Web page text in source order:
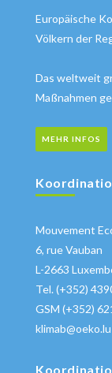
Europäische
Völkern der
Das weltweit
Maßnahmen
MEHR INFOS
Mouvement
6, rue Vauban
L-2663
Tel. (+352)
GSM (+352)
klimab@oeko.lu